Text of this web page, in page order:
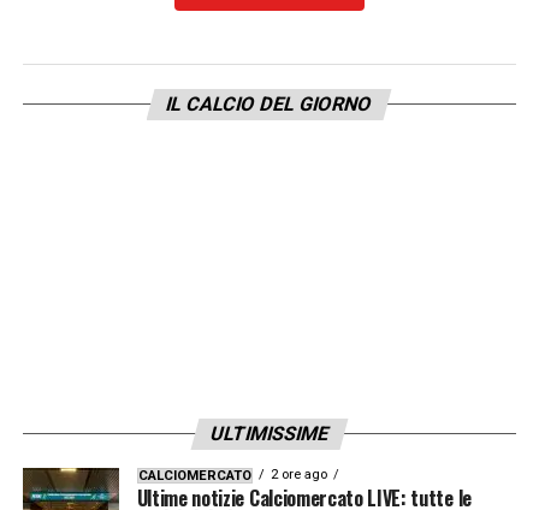
IL CALCIO DEL GIORNO
ULTIMISSIME
CALCIOMERCATO 2 ore ago
Ultime notizie Calciomercato LIVE: tutte le